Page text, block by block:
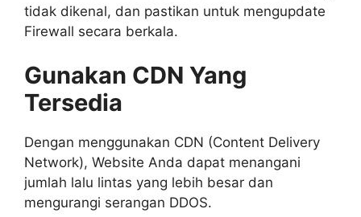
tidak dikenal, dan pastikan untuk mengupdate
Firewall secara berkala.
Gunakan CDN Yang
Tersedia
Dengan menggunakan CDN (Content Delivery
Network), Website Anda dapat menangani
jumlah lalu lintas yang lebih besar dan
mengurangi serangan DDOS.